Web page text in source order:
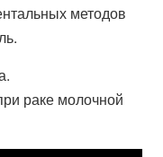
методов
раке молочной